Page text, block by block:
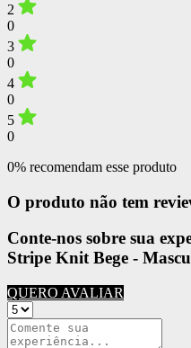
2
0
3
0
4
0
5
0
0% recomendam esse produto
O produto não tem
Conte-nos sobre sua
Stripe Knit Bege -
QUERO AVALIAR